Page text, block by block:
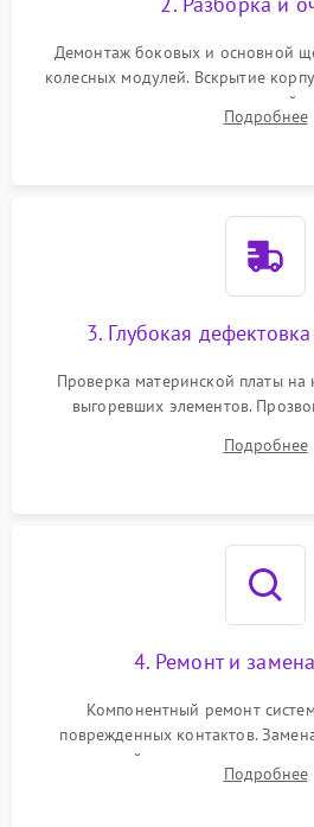
Демонтаж боковых и основной
колесных модулей. Вскрытие
очистка внутренних полостей,
скопившейся пыли, волос и
Подробнее
3. Глубокая
Проверка материнской платы на
выгоревших элементов.
тестирование приводных
всасывания. Оценка состояния
Подробнее
4. Ремонт и
Компонентный ремонт
поврежденных контактов.
двигателей, изношенного
лидара или помпы подачи воды.
Подробнее